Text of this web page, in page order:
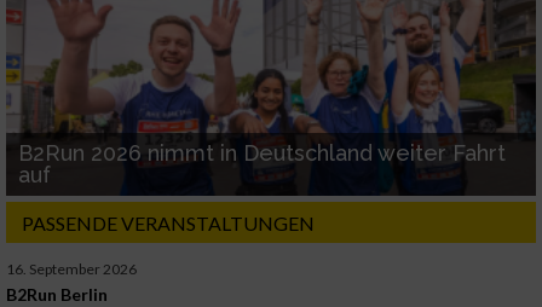
B2Run 2026 nimmt in Deutschland weiter Fahrt
auf
PASSENDE VERANSTALTUNGEN
16. September 2026
B2Run Berlin